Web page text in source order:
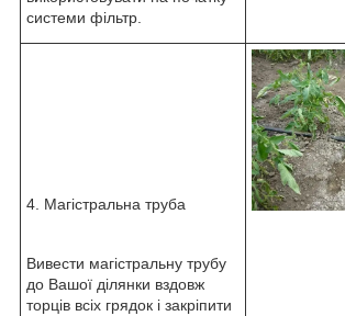
системи фільтр.
4. Магістральна труба
Вивести магістральну трубу
до Вашої ділянки вздовж
торців всіх грядок і закріпити